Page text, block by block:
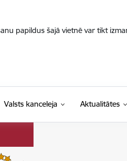
papildus šajā vietnē var tikt
Valsts kanceleja Aktualitātes